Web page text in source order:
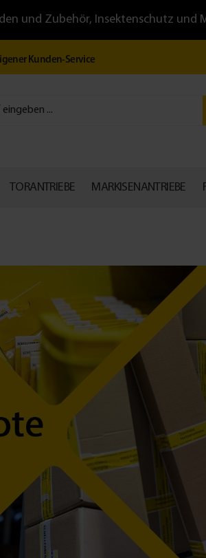
und Zubehör, Insektenschutz und
Kunden-Service
TORANTRIEBE MARKISENANTRIEBE